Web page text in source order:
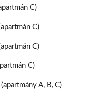
C)
C)
C)
C)
A, B, C)